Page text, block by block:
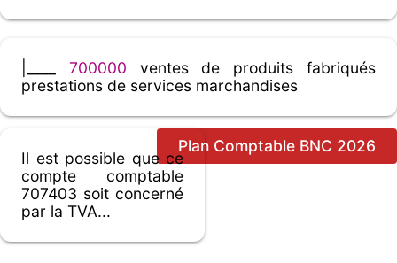
700000 ventes de produits fabriqués
prestations de services marchandises
Plan Comptable BNC 2026
Il est possible que ce
compte comptable
707403 soit concerné
par la TVA...